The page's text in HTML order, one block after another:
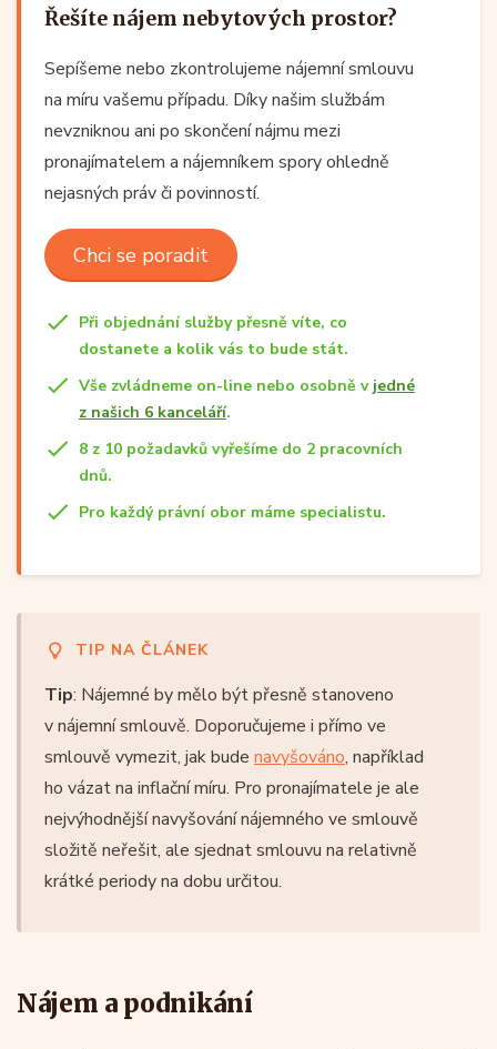
Řešíte nájem nebytových prostor?
Sepíšeme nebo zkontrolujeme nájemní smlouvu
na míru vašemu případu. Díky našim službám
nevzniknou ani po skončení nájmu mezi
pronajímatelem a nájemníkem spory ohledně
nejasných práv či povinností.
Chci se poradit
Při objednání služby přesně víte, co
dostanete a kolik vás to bude stát.
Vše zvládneme on-line nebo osobně v jedné
z našich 6 kanceláří.
8 z 10 požadavků vyřešíme do 2 pracovních
dnů.
Pro každý právní obor máme specialistu.
TIP NA ČLÁNEK
Tip: Nájemné by mělo být přesně stanoveno
v nájemní smlouvě. Doporučujeme i přímo ve
smlouvě vymezit, jak bude navyšováno, například
ho vázat na inflační míru. Pro pronajímatele je ale
nejvýhodnější navyšování nájemného ve smlouvě
složitě neřešit, ale sjednat smlouvu na relativně
krátké periody na dobu určitou.
Nájem a podnikání